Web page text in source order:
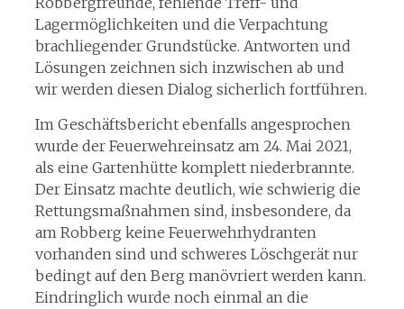
Lagermöglichkeiten und die Verpachtung
brachliegender Grundstücke. Antworten und
Lösungen zeichnen sich inzwischen ab und
wir werden diesen Dialog sicherlich fortführen.
Im Geschäftsbericht ebenfalls angesprochen
wurde der Feuerwehreinsatz am 24. Mai 2021,
als eine Gartenhütte komplett niederbrannte.
Der Einsatz machte deutlich, wie schwierig die
Rettungsmaßnahmen sind, insbesondere, da
am Robberg keine Feuerwehrhydranten
vorhanden sind und schweres Löschgerät nur
bedingt auf den Berg manövriert werden kann.
Eindringlich wurde noch einmal an die